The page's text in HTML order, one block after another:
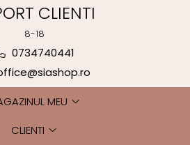
CLIENTI
8-18
0734740441
MEU
CLIENTI